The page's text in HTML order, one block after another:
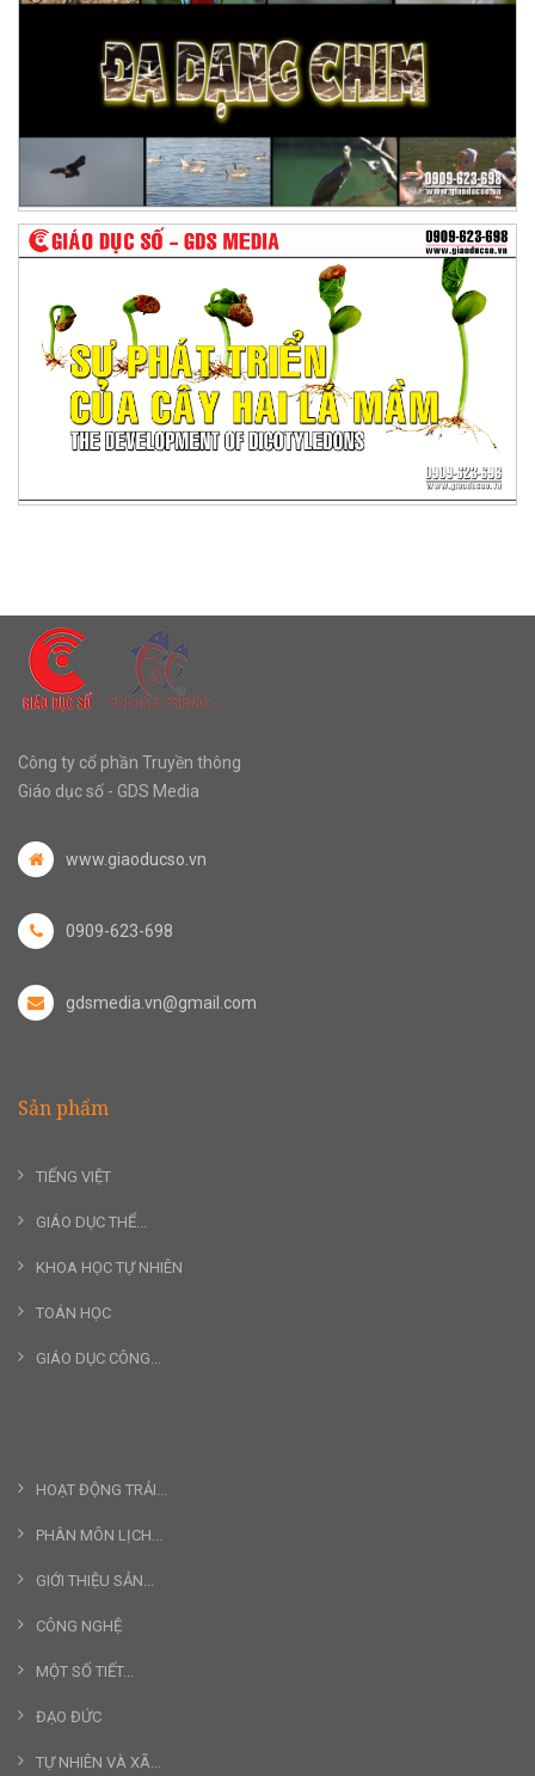
Công ty cổ phần Truyền thông
Giáo dục số - GDS Media
www.giaoducso.vn
0909-623-698
gdsmedia.vn@gmail.com
Sản phẩm
TIẾNG VIỆT
GIÁO DỤC THỂ...
KHOA HỌC TỰ NHIÊN
TOÁN HỌC
GIÁO DỤC CÔNG...
HOẠT ĐỘNG TRẢI...
PHÂN MÔN LỊCH...
GIỚI THIỆU SẢN...
CÔNG NGHỆ
MỘT SỐ TIẾT...
ĐẠO ĐỨC
TỰ NHIÊN VÀ XÃ...